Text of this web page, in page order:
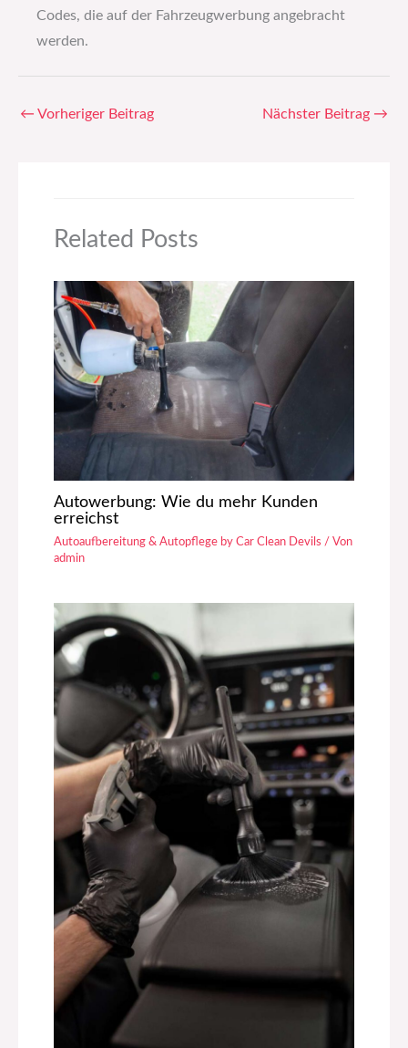
Codes, die auf der Fahrzeugwerbung angebracht
werden.
← Vorheriger Beitrag Nächster Beitrag →
Related Posts
Autowerbung: Wie du mehr Kunden
erreichst
Autoaufbereitung & Autopflege by Car Clean Devils / Von
admin